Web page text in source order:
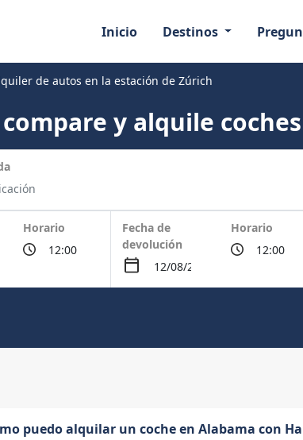
Inicio Destinos
de autos en la estación de Zúrich
y alquile
Horario
Fecha de
devolución
Horario
puedo alquilar un coche en Alabama con